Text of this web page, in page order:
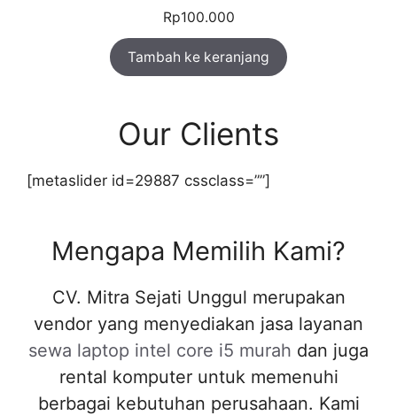
Rp100.000
Tambah ke keranjang
Our Clients
[metaslider id=29887 cssclass=””]
Mengapa Memilih Kami?
CV. Mitra Sejati Unggul merupakan
vendor yang menyediakan jasa layanan
sewa laptop intel core i5 murah dan juga
rental komputer untuk memenuhi
berbagai kebutuhan perusahaan. Kami